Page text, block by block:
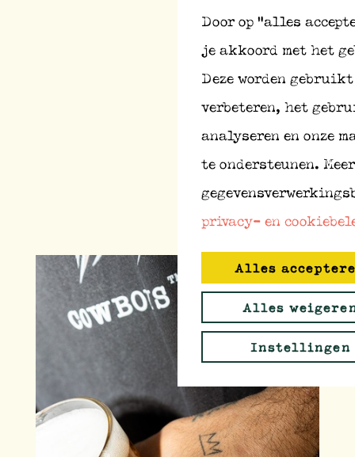
Door op “alles
je akkoord met het
Deze worden
verbeteren, het
analyseren en onze
te ondersteunen.
privacy- en
Alles
Alles
Instellingen